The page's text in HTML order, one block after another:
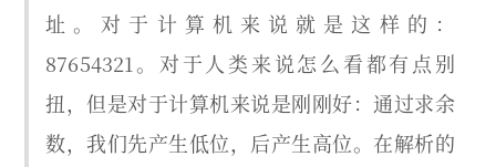
址。对于计算机来说就是这样的：
87654321。对于人类来说怎么看都有点别
扭，但是对于计算机来说是刚刚好：通过求余
数，我们先产生低位，后产生高位。在解析的